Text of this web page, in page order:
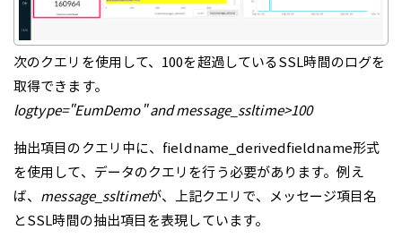
次のクエリを使用して、100を超過しているSSL時間のログを
取得できます。
logtype="EumDemo" and message_ssltime>100
抽出項目のクエリ中に、fieldname_derivedfieldname形式
を使用して、データのクエリを行う必要があります。例え
ば、 message_ssltimeが、上記クエリで、メッセージ項目名
とSSL時間の抽出項目を表現しています。